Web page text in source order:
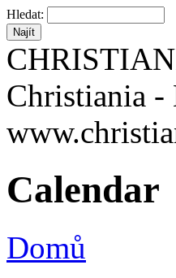
Hledat:
Christiania -
Calendar
Domů